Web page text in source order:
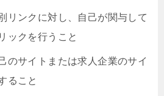
リンクに対し、自己が関与して
ックを行うこと
のサイトまたは求人企業のサイ
ること